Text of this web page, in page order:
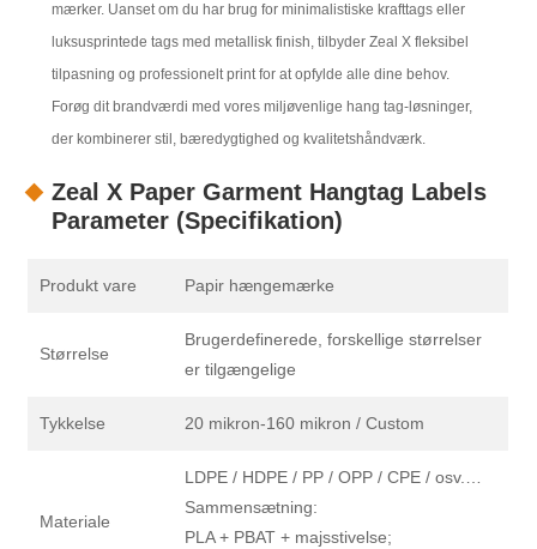
mærker. Uanset om du har brug for minimalistiske krafttags eller
luksusprintede tags med metallisk finish, tilbyder Zeal X fleksibel
tilpasning og professionelt print for at opfylde alle dine behov.
Forøg dit brandværdi med vores miljøvenlige hang tag-løsninger,
der kombinerer stil, bæredygtighed og kvalitetshåndværk.
Zeal X Paper Garment Hangtag Labels
Parameter (Specifikation)
Produkt vare Papir hængemærke
Størrelse
Brugerdefinerede, forskellige størrelser
er tilgængelige
Tykkelse 20 mikron-160 mikron / Custom
Materiale
LDPE / HDPE / PP / OPP / CPE / osv.…
Sammensætning:
PLA + PBAT + majsstivelse;